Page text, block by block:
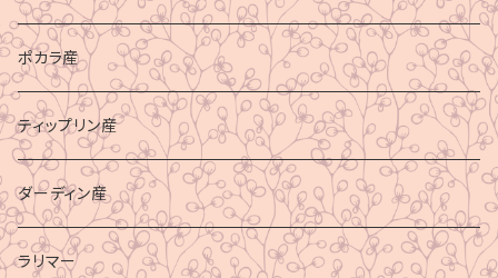
ポカラ産
ティップリン産
ダーディン産
ラリマー